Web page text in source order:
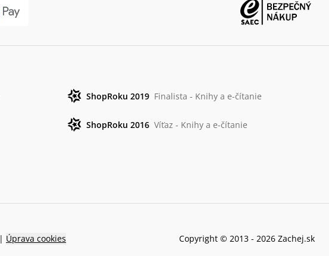
ShopRoku 2019 Finalista - Knihy a e-čítanie
ShopRoku 2016 Víťaz - Knihy a e-čítanie
| Úprava cookies Copyright © 2013 - 2026 Zachej.sk